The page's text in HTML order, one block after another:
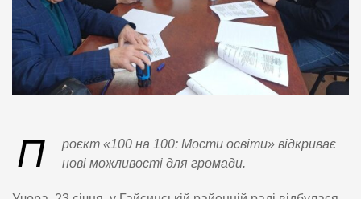
П
роєкт «100 на 100: Мости освіти» відкриває
нові можливості для громади.